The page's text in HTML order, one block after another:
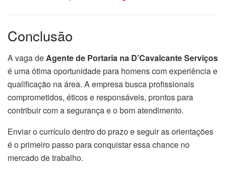
Conclusão
A vaga deAgente de Portaria na D’Cavalcante Serviços
é uma ótima oportunidade para homens com experiência e
qualificação na área. A empresa busca profissionais
comprometidos, éticos e responsáveis, prontos para
contribuir com a segurança e o bom atendimento.
Enviar o currículo dentro do prazo e seguir as orientações
é o primeiro passo para conquistar essa chance no
mercado de trabalho.